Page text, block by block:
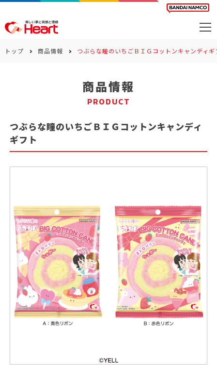
サステナビリティ
お問い合わせ
トップ 商品情報 つぶらな瞳のいちごＢＩＧコットンキャンディギ
商品情報
PRODUCT
つぶらな瞳のいちごＢＩＧコットンキャンディ
ギフト